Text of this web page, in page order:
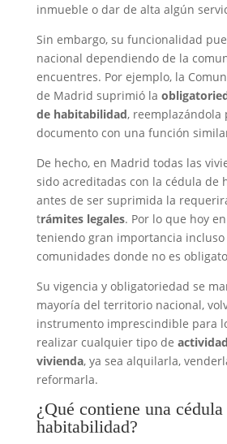
inmueble o dar de alta algún
Sin embargo, su funcionalidad
nacional dependiendo de la
encuentres. Por ejemplo, la
de Madrid suprimió la
de habitabilidad, reemplazándola
documento con una función
De hecho, en Madrid todas las
sido acreditadas con la cédula de
antes de ser suprimida la
trámites legales. Por lo que hoy
teniendo gran importancia incluso
comunidades donde no es
Su vigencia y obligatoriedad se
mayoría del territorio nacional,
instrumento imprescindible para
realizar cualquier tipo de
vivienda, ya sea alquilarla,
reformarla.
¿Qué contiene una cédula
habitabilidad?